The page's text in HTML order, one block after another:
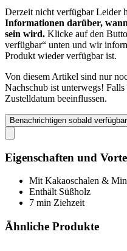
Derzeit nicht verfügbarLeider
Informationen darüber,
sein wird. Klicke auf den
verfügbar“ unten und wir
Produkt wieder verfügbar ist.
Von diesem Artikel sind nur
Nachschub ist unterwegs!
Zustelldatum beeinflussen.
Benachrichtigen sobald verfügbar
Eigenschaften und
Mit Kakaoschalen &
Enthält Süßholz
7 min Ziehzeit
Ähnliche Produkte